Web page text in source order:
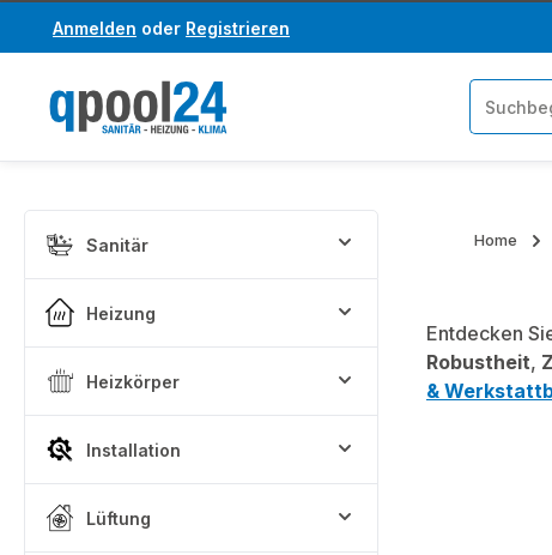
Hauptinhalt springen
Zur Suche springen
Anmelden oder Registrieren
Sanitär
Heizung
Heizkörper
Installation
Lüftung
Home
Entdecken
Robustheit,
&